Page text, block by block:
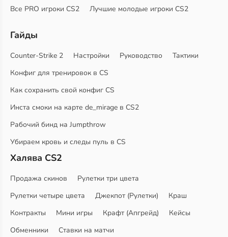
Все PRO игроки CS2
Лучшие молодые игроки CS2
Гайды
Counter-Strike 2 Настройки Руководство
Тактики
Конфиг для тренировок в CS
Как сохранить свой конфиг CS
Инста смоки на карте de_mirage в CS2
Рабочий бинд на Jumpthrow
Убираем кровь и следы пуль в CS
Халява CS2
Продажа скинов
Рулетки три цвета
Рулетки четыре цвета
Джекпот (Рулетки)
Краш
Контракты
Мини игры Крафт (Апгрейд)
Кейсы
Обменники
Ставки на матчи